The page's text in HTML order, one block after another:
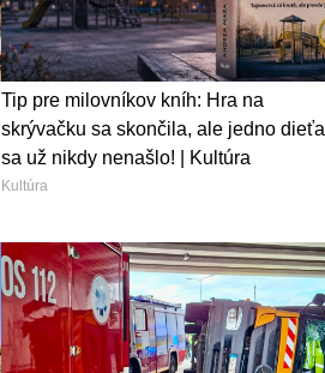
Tip pre milovníkov kníh: Hra na
skrývačku sa skončila, ale jedno dieťa
sa už nikdy nenašlo! | Kultúra
Kultúra